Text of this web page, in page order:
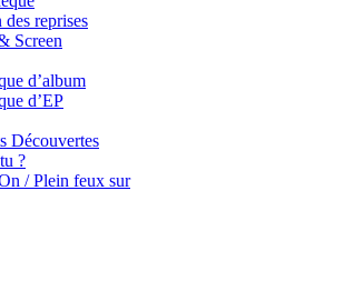
reprises
Screen
d’album
d’EP
Découvertes
?
/ Plein feux sur